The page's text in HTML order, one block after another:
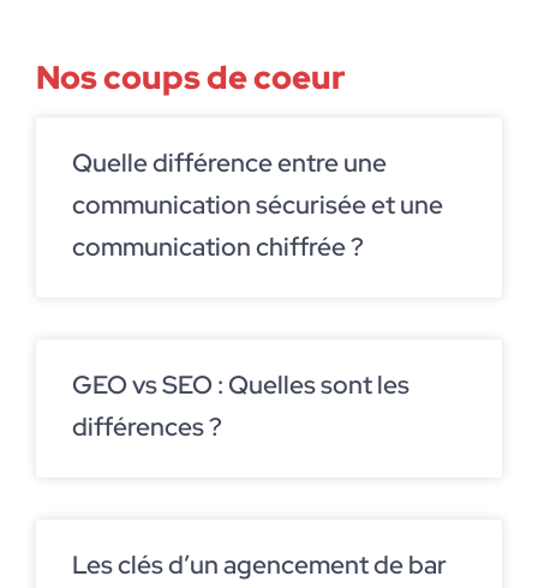
Nos coups de coeur
Quelle différence entre une
communication sécurisée et une
communication chiffrée ?
GEO vs SEO : Quelles sont les
différences ?
Les clés d’un agencement de bar